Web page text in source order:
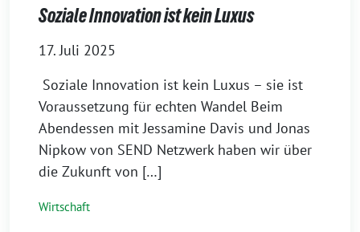
⁨Soziale Innovation ist kein Luxus
17. Juli 2025
⁨⁩ ⁨Soziale Innovation ist kein Luxus – sie ist
Voraussetzung für echten Wandel Beim
Abendessen mit Jessamine Davis und Jonas
Nipkow von SEND Netzwerk haben wir über
die Zukunft von […]
Wirtschaft